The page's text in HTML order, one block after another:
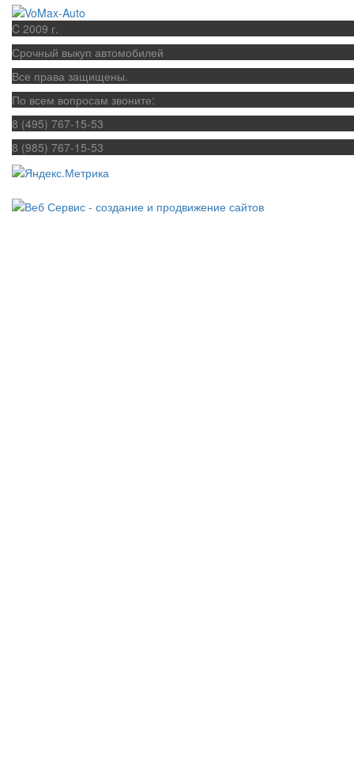
C 2009 г.
Срочный выкуп автомобилей
Все права защищены.
По всем вопросам звоните:
8 (495) 767-15-53
8 (985) 767-15-53